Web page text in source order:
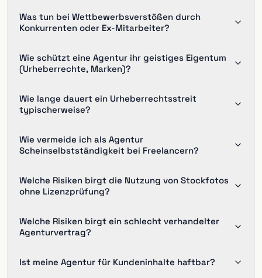
Was tun bei Wettbewerbsverstößen durch
Konkurrenten oder Ex-Mitarbeiter?
Wie schützt eine Agentur ihr geistiges Eigentum
(Urheberrechte, Marken)?
Wie lange dauert ein Urheberrechtsstreit
typischerweise?
Wie vermeide ich als Agentur
Scheinselbstständigkeit bei Freelancern?
Welche Risiken birgt die Nutzung von Stockfotos
ohne Lizenzprüfung?
Welche Risiken birgt ein schlecht verhandelter
Agenturvertrag?
Ist meine Agentur für Kundeninhalte haftbar?